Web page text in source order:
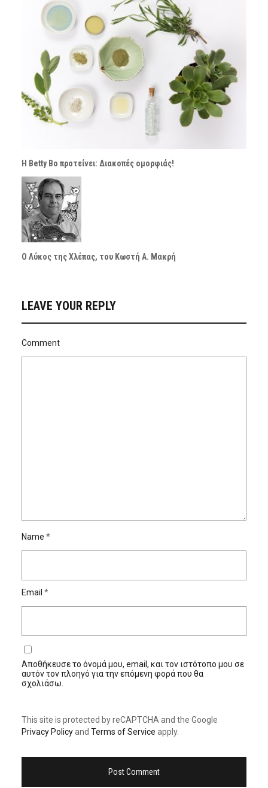
H Betty Bo προτείνει: Διακοπές ομορφιάς!
Ο Λύκος της Χλέπας, του Κωστή Α. Μακρή
LEAVE YOUR REPLY
Comment
Name *
Email *
Αποθήκευσε το όνομά μου, email, και τον ιστότοπο μου σε
αυτόν τον πλοηγό για την επόμενη φορά που θα
σχολιάσω.
This site is protected by reCAPTCHA and the Google
Privacy Policyand Terms of Service apply.